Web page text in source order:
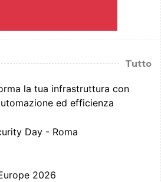
Tutto
la tua infrastruttura con
ed efficienza
Day - Roma
2026